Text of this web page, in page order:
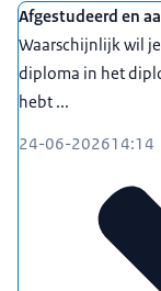
Afgestudeerd en
Waarschijnlijk wil
diploma in het
hebt ...
24-06-202614:14